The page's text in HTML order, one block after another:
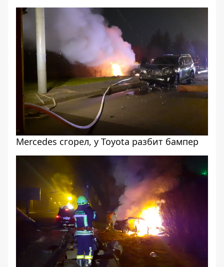
Mercedes сгорел, у Toyota разбит бампер